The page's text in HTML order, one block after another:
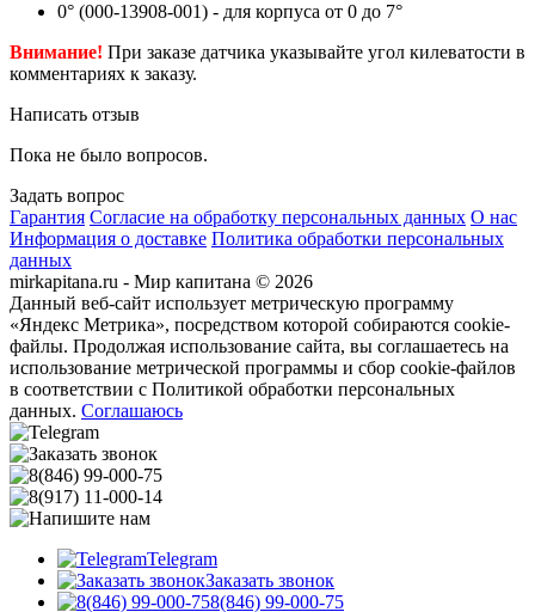
0° (000-13908-001) - для корпуса от 0 до 7°
Внимание! При заказе датчика указывайте угол килеватости в
комментариях к заказу.
Написать отзыв
Пока не было вопросов.
Задать вопрос
Гарантия Согласие на обработку персональных данных О нас
Информация о доставке Политика обработки персональных
данных
mirkapitana.ru - Мир капитана © 2026
Данный веб-сайт использует метрическую программу
«Яндекс Метрика», посредством которой собираются cookie-
файлы. Продолжая использование сайта, вы соглашаетесь на
использование метрической программы и сбор cookie-файлов
в соответствии с Политикой обработки персональных
данных. Соглашаюсь
Telegram
Заказать звонок
8(846) 99-000-75